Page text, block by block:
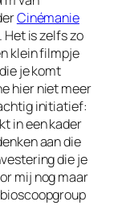
Cinémanie
. Het is zelfs zo
klein filmpje
je komt
hier niet meer
initiatief:
in een kader
aan die
die je
mij nog maar